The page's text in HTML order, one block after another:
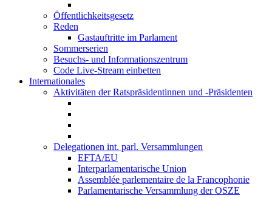
Öffentlichkeitsgesetz
Reden
Gastauftritte im Parlament
Sommerserien
Besuchs- und Informationszentrum
Code Live-Stream einbetten
Internationales
Aktivitäten der Ratspräsidentinnen und -Präsidenten
Delegationen int. parl. Versammlungen
EFTA/EU
Interparlamentarische Union
Assemblée parlementaire de la Francophonie
Parlamentarische Versammlung der OSZE